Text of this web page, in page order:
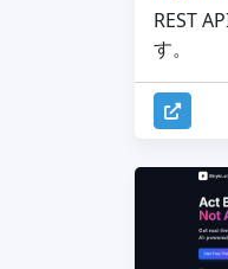
REST
す。